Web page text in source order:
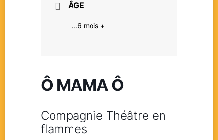
ÂGE
...6 mois +
Ô MAMA Ô
Compagnie Théâtre en
flammes